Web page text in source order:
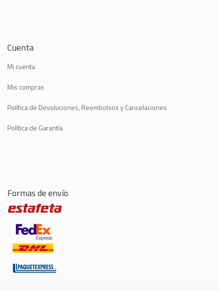
Cuenta
Mi cuenta
Mis compras
Política de Devoluciones, Reembolsos y Cancelaciones
Política de Garantía
Formas de envío